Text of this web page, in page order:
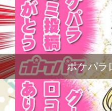
ポケパラ